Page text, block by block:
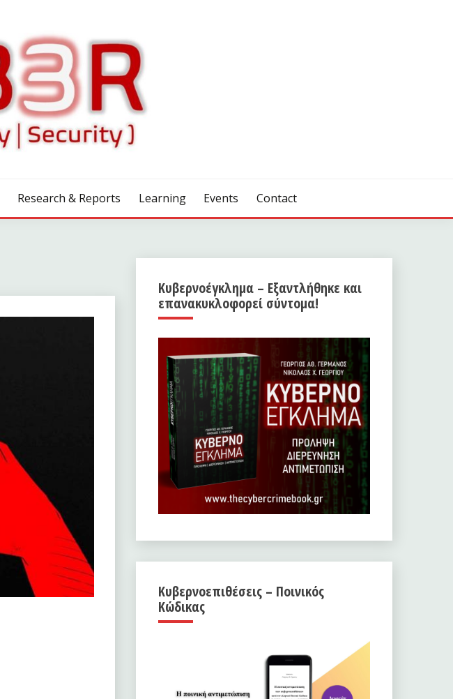
Research & Reports Learning Events Contact
Κυβερνοέγκλημα – Εξαντλήθηκε και
επανακυκλοφορεί σύντομα!
Κυβερνοεπιθέσεις – Ποινικός
Κώδικας